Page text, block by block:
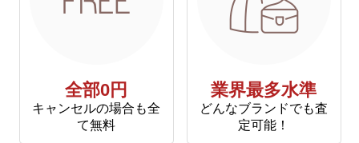
全部0円
キャンセルの場合も全
て無料
業界最多水準
どんなブランドでも査
定可能！